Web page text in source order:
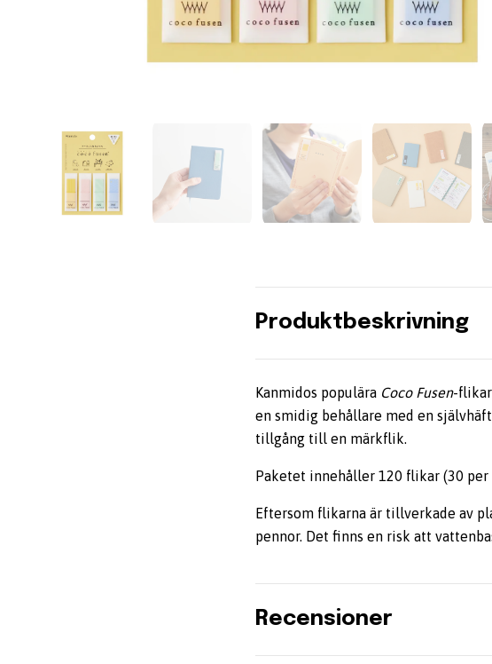
Produktbeskrivning
Kanmidos populära Coco Fusen-flikar
en smidig behållare med en
tillgång till en märkflik.
Paketet innehåller 120 flikar (30
Eftersom flikarna är tillverkade av
pennor. Det finns en risk att
Recensioner